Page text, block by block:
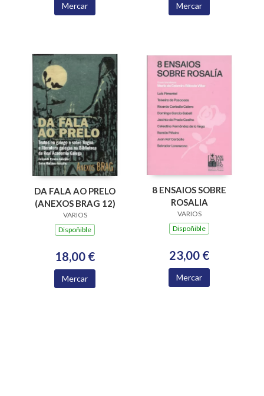
Mercar Mercar
DA FALA AO PRELO
(ANEXOS BRAG 12)
VARIOS
Dispoñible
18,00 €
Mercar
8 ENSAIOS SOBRE
ROSALIA
VARIOS
Dispoñible
23,00 €
Mercar